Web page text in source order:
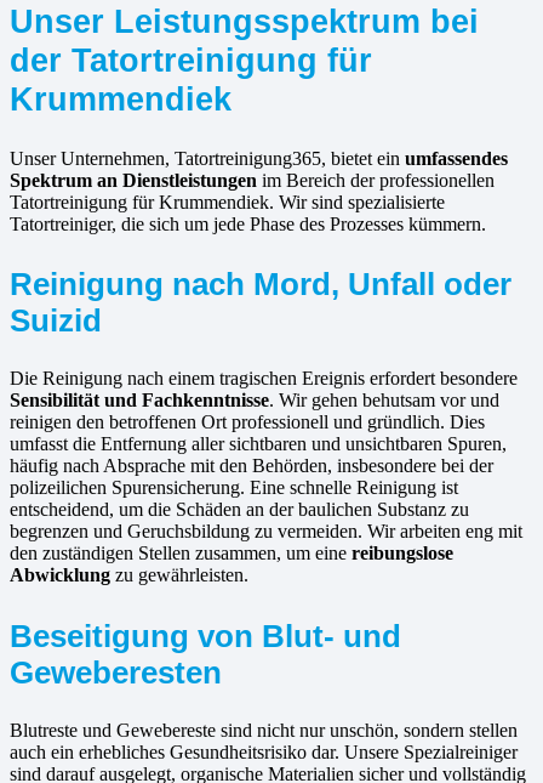
Unser Leistungsspektrum bei
der Tatortreinigung für
Krummendiek
Unser Unternehmen, Tatortreinigung365, bietet ein umfassendes
Spektrum an Dienstleistungen im Bereich der professionellen
Tatortreinigung für Krummendiek. Wir sind spezialisierte
Tatortreiniger, die sich um jede Phase des Prozesses kümmern.
Reinigung nach Mord, Unfall oder
Suizid
Die Reinigung nach einem tragischen Ereignis erfordert besondere
Sensibilität und Fachkenntnisse. Wir gehen behutsam vor und
reinigen den betroffenen Ort professionell und gründlich. Dies
umfasst die Entfernung aller sichtbaren und unsichtbaren Spuren,
häufig nach Absprache mit den Behörden, insbesondere bei der
polizeilichen Spurensicherung. Eine schnelle Reinigung ist
entscheidend, um die Schäden an der baulichen Substanz zu
begrenzen und Geruchsbildung zu vermeiden. Wir arbeiten eng mit
den zuständigen Stellen zusammen, um eine reibungslose
Abwicklung zu gewährleisten.
Beseitigung von Blut- und
Geweberesten
Blutreste und Gewebereste sind nicht nur unschön, sondern stellen
auch ein erhebliches Gesundheitsrisiko dar. Unsere Spezialreiniger
sind darauf ausgelegt, organische Materialien sicher und vollständig